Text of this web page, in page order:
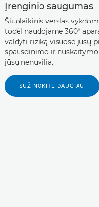
Įrenginio saugumas
Šiuolaikinis verslas
todėl naudojame 360°
valdyti riziką visuose jūsų
spausdinimo ir
jūsų nenuvilia.
SUŽINOKITE DAUGIAU